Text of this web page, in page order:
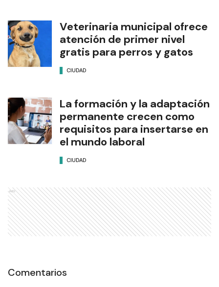
Veterinaria municipal ofrece
atención de primer nivel
gratis para perros y gatos
CIUDAD
La formación y la adaptación
permanente crecen como
requisitos para insertarse en
el mundo laboral
CIUDAD
Ads
Comentarios